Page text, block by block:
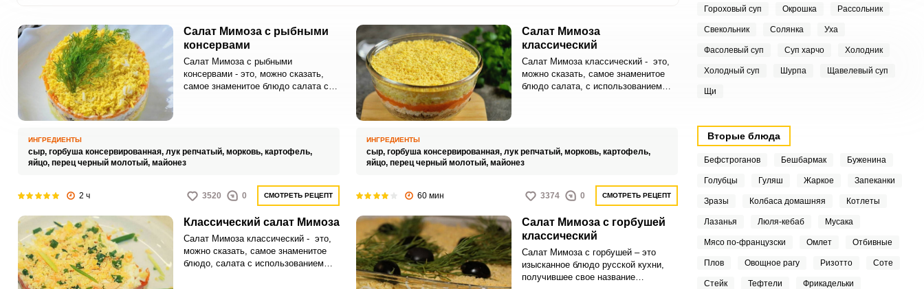
Салат Мимоза с рыбными
консервами
Салат Мимоза с рыбными
консервами - это, можно сказать,
самое знаменитое блюдо салата с
консервированная рыба.
ИНГРЕДИЕНТЫ
сыр, горбуша консервированная, лук репчатый, морковь, картофель,
яйцо, перец черный молотый, майонез
2 ч 3520 0 СМОТРЕТЬ РЕЦЕПТ
Салат Мимоза
классический
Салат Мимоза классический - это,
можно сказать, самое знаменитое
блюдо салата, с использованием
консервированная рыба.
ИНГРЕДИЕНТЫ
сыр, горбуша консервированная, лук репчатый, морковь, картофель,
яйцо, перец черный молотый, майонез
60 мин 3374 0 СМОТРЕТЬ РЕЦЕПТ
Классический салат Мимоза
Салат Мимоза классический - это,
можно сказать, самое знаменитое
блюдо, салата с использованием
Салат Мимоза с горбушей
классический
Салат Мимоза с горбушей – это
изысканное блюдо русской кухни,
получившее свое название
Гороховый суп Окрошка Рассольник
Свекольник Солянка Уха
Фасолевый суп Суп харчо Холодник
Холодный суп Шурпа Щавелевый суп
Щи
Вторые блюда
Бефстроганов Бешбармак Буженина
Голубцы Гуляш Жаркое Запеканки
Зразы Колбаса домашняя Котлеты
Лазанья Люля-кебаб Мусака
Мясо по-французски Омлет Отбивные
Плов Овощное рагу Ризотто Соте
Стейк Тефтели Фрикадельки